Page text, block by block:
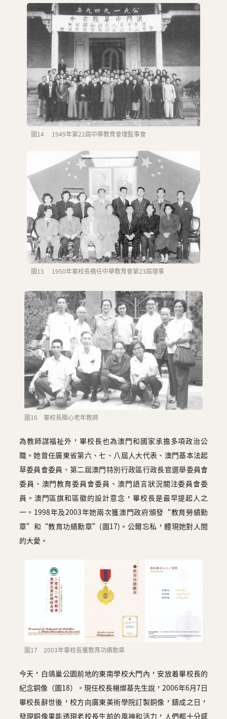
圖14 1949年第22屆中華教育會理監事會
圖15 1950年畢校長擔任中華教育會第23屆理事
圖16 畢校長關心老年教師
為教師謀福祉外，畢校長也為澳門和國家承擔多項政治公
職。她曾任廣東省第六、七、八屆人大代表、澳門基本法起
草委員會委員、第二屆澳門特別行政區行政長官選舉委員會
委員、澳門教育委員會委員、澳門語言狀況關注委員會委
員。澳門區旗和區徽的設計意念，畢校長是最早提起人之
一。1998年及2003年她兩次獲澳門政府頒發“教育勞績勳
章”和“教育功績勳章”(圖17)。公爾忘私，體現她對人間
的大愛。
圖17 2003年畢校長獲教育功績勳章
今天，白鴿巢公園前地的東南學校大門內，安放着畢校長的
紀念銅像（圖18）。現任校長楊燦基先生說，2006年6月7日
畢校長辭世後，校方向廣東美術學院訂製銅像，鑄成之日，
發現銅像果能透現老校長生前的風神和活力，人們都十分感